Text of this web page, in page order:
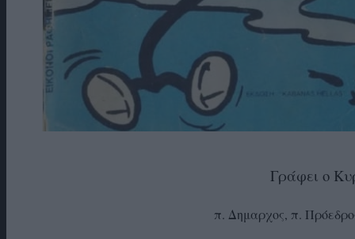
Γράφει ο
π. Δημαρχος, π.